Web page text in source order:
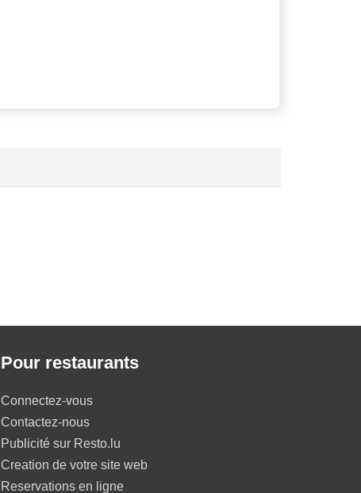
Pour restaurants
Connectez-vous
Contactez-nous
Publicité sur Resto.lu
Creation de votre site web
Reservations en ligne